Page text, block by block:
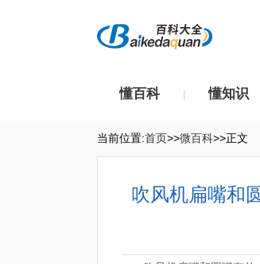
懂百科 | 懂知识
当前位置:首页>>微百科>>正文
吹风机扁嘴和